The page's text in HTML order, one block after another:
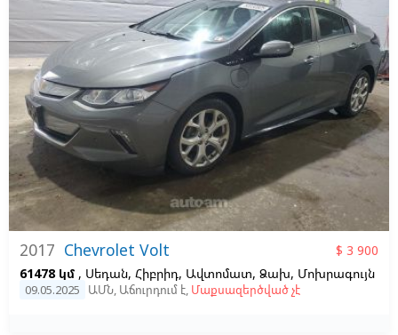
2017 Chevrolet Volt
$ 3 900
61478 կմ , Սեդան, Հիբրիդ, Ավտոմատ, Ձախ, Մոխրագույն
09.05.2025 ԱՄՆ, Աճուրդում է, Մաքսազերծված չէ